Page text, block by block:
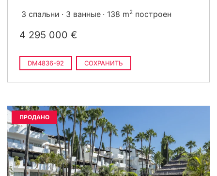
3 спальни 3 ванные 138 m2 построен
4 295 000 €
DM4836-92 СОХРАНИТЬ
ПРОДАНО